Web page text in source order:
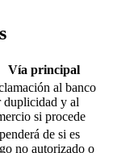
Vía principal
al banco
duplicidad y al
si procede
de si es
no autorizado o